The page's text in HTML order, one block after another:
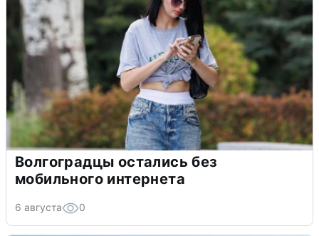
Волгоградцы остались без
мобильного интернета
6 августа 0